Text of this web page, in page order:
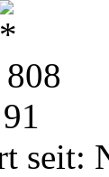
seit: